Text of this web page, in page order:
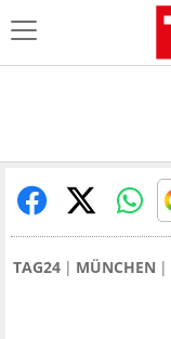
TAG24 MÜNCHEN